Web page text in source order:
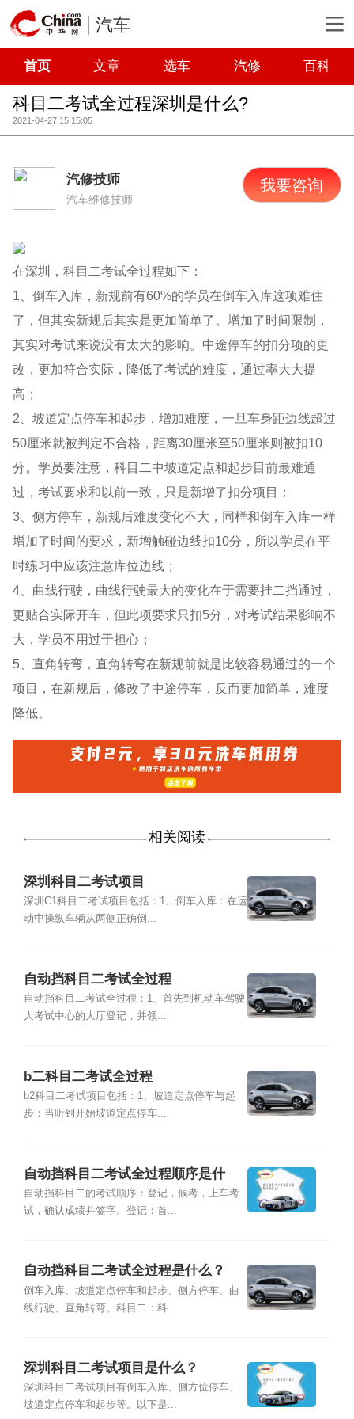
汽车
首页 文章 选车 汽修 百科
科目二考试全过程深圳是什么?
2021-04-27 15:15:05
汽修技师
汽车维修技师
我要咨询
在深圳，科目二考试全过程如下：
1、倒车入库，新规前有60%的学员在倒车入库这项难住
了，但其实新规后其实是更加简单了。增加了时间限制，
其实对考试来说没有太大的影响。中途停车的扣分项的更
改，更加符合实际，降低了考试的难度，通过率大大提
高；
2、坡道定点停车和起步，增加难度，一旦车身距边线超过
50厘米就被判定不合格，距离30厘米至50厘米则被扣10
分。学员要注意，科目二中坡道定点和起步目前最难通
过，考试要求和以前一致，只是新增了扣分项目；
3、侧方停车，新规后难度变化不大，同样和倒车入库一样
增加了时间的要求，新增触碰边线扣10分，所以学员在平
时练习中应该注意库位边线；
4、曲线行驶，曲线行驶最大的变化在于需要挂二挡通过，
更贴合实际开车，但此项要求只扣5分，对考试结果影响不
大，学员不用过于担心；
5、直角转弯，直角转弯在新规前就是比较容易通过的一个
项目，在新规后，修改了中途停车，反而更加简单，难度
降低。
相关阅读
深圳科目二考试项目
深圳C1科目二考试项目包括：1、倒车入库：在运
动中操纵车辆从两侧正确倒...
自动挡科目二考试全过程
自动挡科目二考试全过程：1、首先到机动车驾驶
人考试中心的大厅登记，并领...
b二科目二考试全过程
b2科目二考试项目包括：1、坡道定点停车与起
步：当听到开始坡道定点停车...
自动挡科目二考试全过程顺序是什
么？
自动挡科目二的考试顺序：登记，候考，上车考
试，确认成绩并签字。登记：首...
自动挡科目二考试全过程是什么？
倒车入库、坡道定点停车和起步、侧方停车、曲
线行驶、直角转弯。科目二：科...
深圳科目二考试项目是什么？
深圳科目二考试项目有倒车入库、侧方位停车、
坡道定点停车和起步等。以下是...